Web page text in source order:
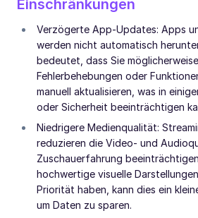
Einschränkungen
Verzögerte App-Updates: Apps
werden nicht automatisch
bedeutet, dass Sie
Fehlerbehebungen oder
manuell aktualisieren, was in
oder Sicherheit beeinträchtigen
Niedrigere Medienqualität:
reduzieren die Video- und
Zuschauerfahrung
hochwertige visuelle
Priorität haben, kann dies ein
um Daten zu sparen.